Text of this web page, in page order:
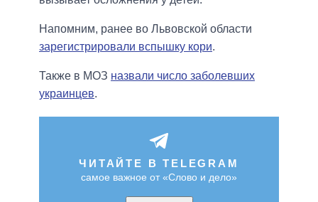
Напомним, ранее во Львовской области
зарегистрировали вспышку кори.
Также в МОЗ назвали число заболевших
украинцев.
ЧИТАЙТЕ В TELEGRAM
самое важное от «Слово и дело»